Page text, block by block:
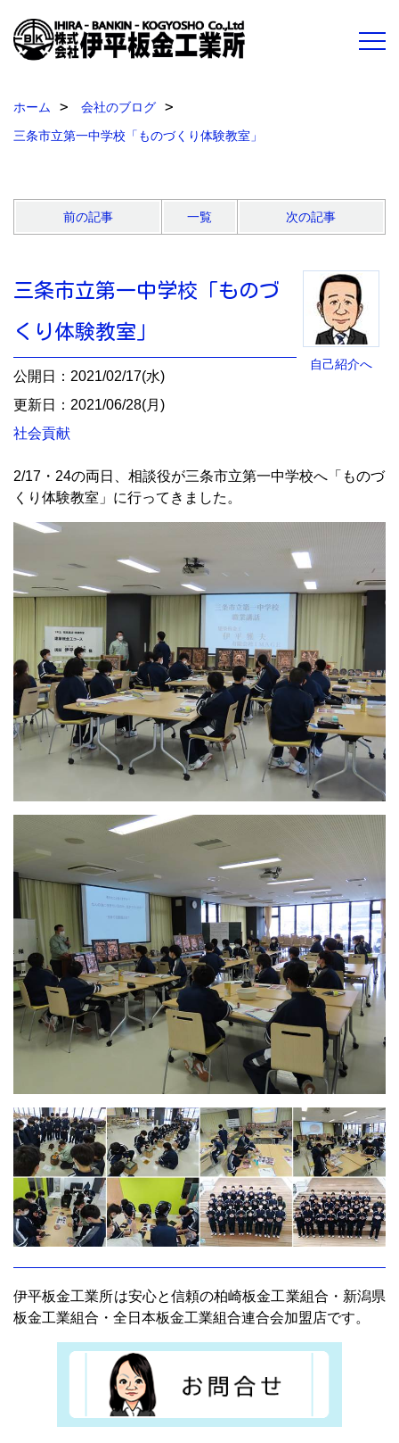
ホーム
会社のブログ
三条市立第一中学校「ものづくり体験教室」
前の記事 一覧 次の記事
自己紹介へ
三条市立第一中学校「ものづ
くり体験教室」
公開日：2021/02/17(水)
更新日：2021/06/28(月)
社会貢献
2/17・24の両日、相談役が三条市立第一中学校へ「ものづ
くり体験教室」に行ってきました。
伊平板金工業所は安心と信頼の柏崎板金工業組合・新潟県
板金工業組合・全日本板金工業組合連合会加盟店です。